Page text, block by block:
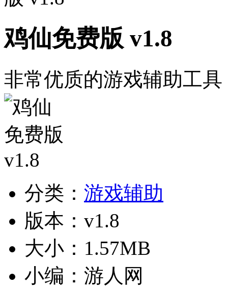
鸡仙免费版 v1.8
非常优质的游戏辅助工具
分类： 游戏辅助
版本：v1.8
大小：1.57MB
小编：游人网